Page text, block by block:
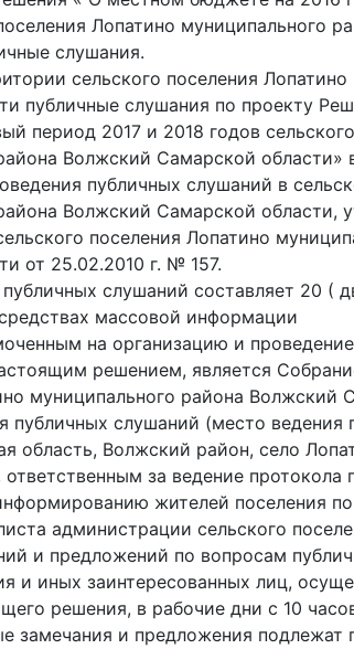
Лопатино муниципального
слушания.
сельского поселения
публичные слушания по проекту
период 2017 и 2018 годов
Волжский Самарской области»
публичных слушаний в
Волжский Самарской
поселения Лопатино
от 25.02.2010 г. № 157.
слушаний составляет 20 (
массовой информации
на организацию и
решением, является
муниципального района Волжский
публичных слушаний (место ведения
область, Волжский район, село
за ведение
жителей поселения
администрации сельского
и предложений по вопросам
и иных заинтересованных лиц,
решения, в рабочие дни с 10
замечания и предложения